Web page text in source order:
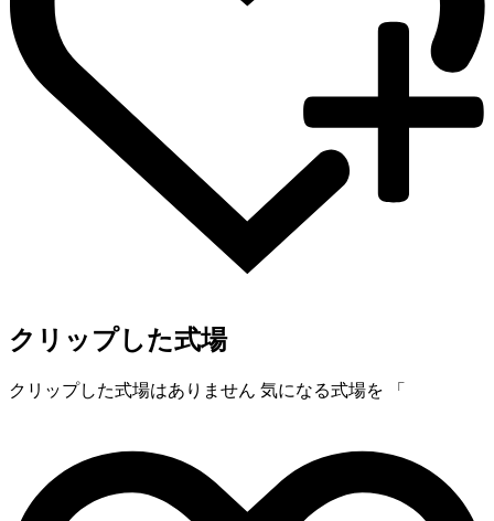
クリップした式場
クリップした式場はありません 気になる式場を 「